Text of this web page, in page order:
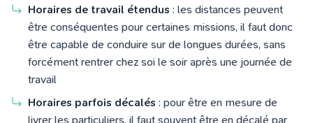
Horaires de travail étendus : les distances peuvent
être conséquentes pour certaines missions, il faut donc
être capable de conduire sur de longues durées, sans
forcément rentrer chez soi le soir après une journée de
travail
Horaires parfois décalés : pour être en mesure de
livrer les particuliers, il faut souvent être en décalé par